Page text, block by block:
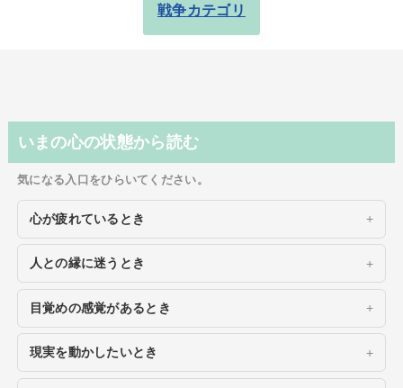
戦争カテゴリ
いまの心の状態から読む
気になる入口をひらいてください。
心が疲れているとき
人との縁に迷うとき
目覚めの感覚があるとき
現実を動かしたいとき